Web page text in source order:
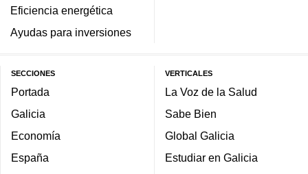
Eficiencia energética
Ayudas para inversiones
SECCIONES
Portada
Galicia
Economía
España
VERTICALES
La Voz de la Salud
Sabe Bien
Global Galicia
Estudiar en Galicia